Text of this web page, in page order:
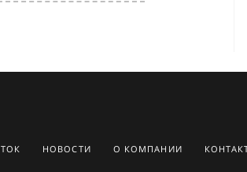
НОВОСТИ О КОМПАНИИ